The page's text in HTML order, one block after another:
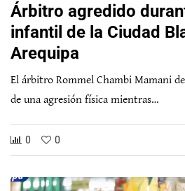
Árbitro agredido
infantil de la Ciudad
Arequipa
El árbitro Rommel Chambi Mamani
de una agresión física mientras…
0 0